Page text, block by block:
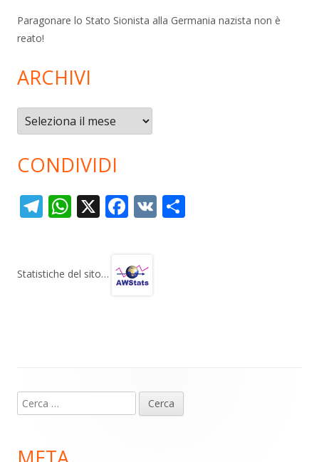
Paragonare lo Stato Sionista alla Germania nazista non è
reato!
ARCHIVI
Archivi
CONDIVIDI
T
gr
W
s
X F
b
V
Statistiche del sito…
piè
pagina
Ricerca
per: